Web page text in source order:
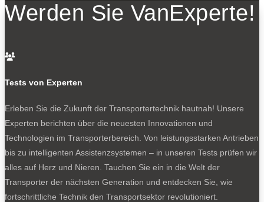
Werden Sie VanExperte!

Tests von Experten
Erleben Sie die Zukunft der Transportertechnik hautnah! Unsere
Experten berichten über die neuesten Innovationen und
Technologien im Transporterbereich. Von leistungsstarken Antrieben
bis zu intelligenten Assistenzsystemen – in unseren Tests prüfen wir
alles auf Herz und Nieren. Tauchen Sie ein in die Welt der
Transporter der nächsten Generation und entdecken Sie, wie
fortschrittliche Technik den Transportsektor revolutioniert.